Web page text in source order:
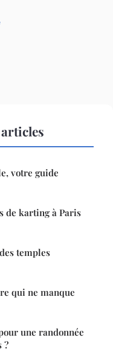
votre guide
de karting à Paris
temples
qui ne manque
une randonnée
?